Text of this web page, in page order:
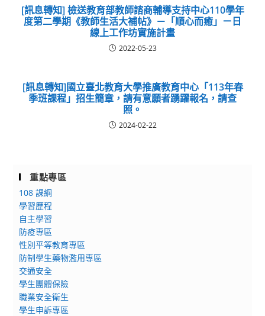
[訊息轉知] 檢送教育部教師諮商輔導支持中心110學年
度第二學期《教師生活大補帖》－「順心而癒」ㄧ日
線上工作坊實施計畫
2022-05-23
[訊息轉知]國立臺北教育大學推廣教育中心「113年春
季班課程」招生簡章，請有意願者踴躍報名，請查
照。
2024-02-22
重點專區
108 課綱
學習歷程
自主學習
防疫專區
性別平等教育專區
防制學生藥物濫用專區
交通安全
學生團體保險
職業安全衛生
學生申訴專區